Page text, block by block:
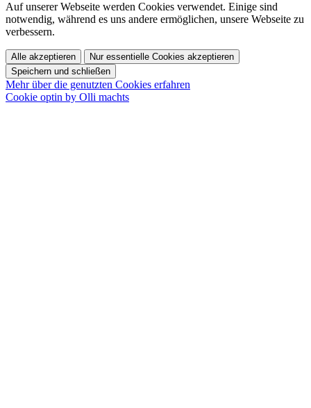
Auf unserer Webseite werden Cookies verwendet. Einige sind
notwendig, während es uns andere ermöglichen, unsere Webseite zu
verbessern.
Alle akzeptieren
Nur essentielle Cookies akzeptieren
Speichern und schließen
Mehr über die genutzten Cookies erfahren
Cookie optin by Olli machts